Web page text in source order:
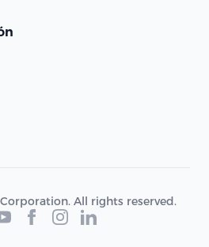
All rights reserved.